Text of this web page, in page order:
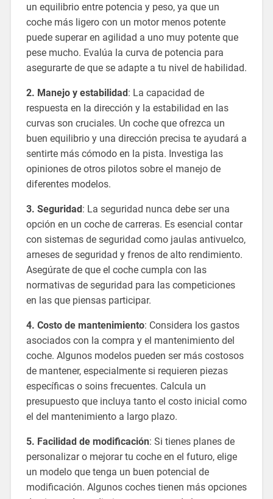
un equilibrio entre potencia y peso, ya que un
coche más ligero con un motor menos potente
puede superar en agilidad a uno muy potente que
pese mucho. Evalúa la curva de potencia para
asegurarte de que se adapte a tu nivel de habilidad.
2. Manejo y estabilidad: La capacidad de
respuesta en la dirección y la estabilidad en las
curvas son cruciales. Un coche que ofrezca un
buen equilibrio y una dirección precisa te ayudará a
sentirte más cómodo en la pista. Investiga las
opiniones de otros pilotos sobre el manejo de
diferentes modelos.
3. Seguridad: La seguridad nunca debe ser una
opción en un coche de carreras. Es esencial contar
con sistemas de seguridad como jaulas antivuelco,
arneses de seguridad y frenos de alto rendimiento.
Asegúrate de que el coche cumpla con las
normativas de seguridad para las competiciones
en las que piensas participar.
4. Costo de mantenimiento: Considera los gastos
asociados con la compra y el mantenimiento del
coche. Algunos modelos pueden ser más costosos
de mantener, especialmente si requieren piezas
específicas o soins frecuentes. Calcula un
presupuesto que incluya tanto el costo inicial como
el del mantenimiento a largo plazo.
5. Facilidad de modificación: Si tienes planes de
personalizar o mejorar tu coche en el futuro, elige
un modelo que tenga un buen potencial de
modificación. Algunos coches tienen más opciones